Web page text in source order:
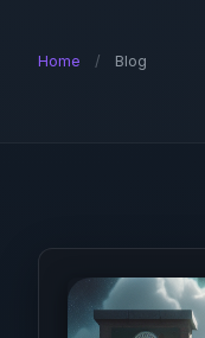
Home / Blog